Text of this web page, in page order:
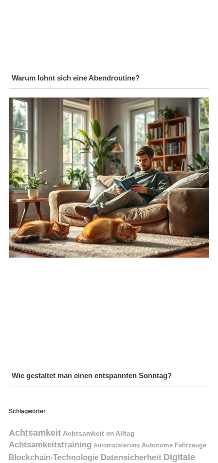
Warum lohnt sich eine Abendroutine?
Wie gestaltet man einen entspannten Sonntag?
Schlagwörter
Achtsamkeit Achtsamkeit im Alltag
Achtsamkeitstraining Automatisierung Autonome Fahrzeuge
Blockchain-Technologie Datensicherheit Digitale